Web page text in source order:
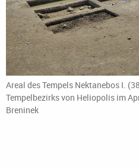
Areal des Tempels Nektanebos I.
Tempelbezirks von Heliopolis im
Breninek